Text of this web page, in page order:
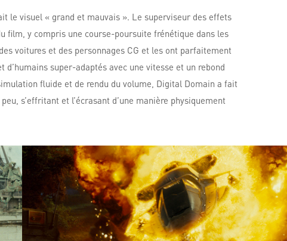
le visuel « grand et mauvais ». Le superviseur des effets
film, y compris une course-poursuite frénétique dans les
voitures et des personnages CG et les ont parfaitement
super-adaptés avec une vitesse et un rebond
fluide et de rendu du volume, Digital Domain a fait
s’effritant et l’écrasant d’une manière physiquement